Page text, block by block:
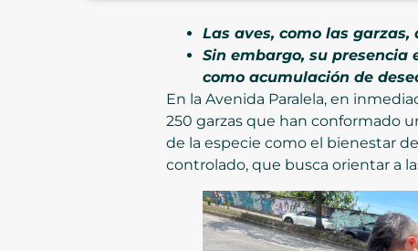
Las aves, como las
Sin embargo, su
como acumulación de
En la Avenida Paralela, en
250 garzas que han conformado
de la especie como el bienestar
controlado, que busca orientar a